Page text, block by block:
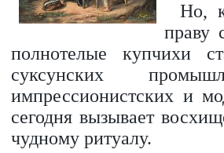
Но,
праву
полнотелые купчихи
суксунских
импрессионистских и
сегодня вызывает
чудному ритуалу.